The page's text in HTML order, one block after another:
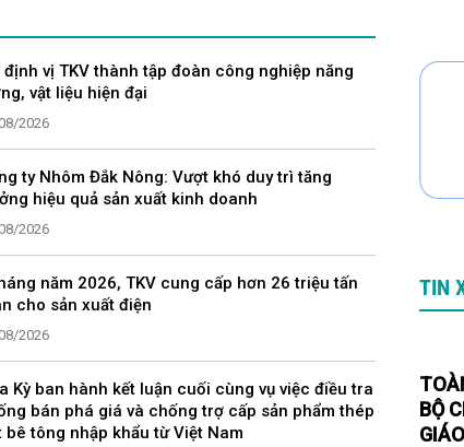
định vị TKV thành tập đoàn công nghiệp năng
vật liệu hiện đại
2026
ty Nhôm Đắk Nông: Vượt khó duy trì tăng
hiệu quả sản xuất kinh doanh
2026
năm 2026, TKV cung cấp hơn 26 triệu tấn
cho sản xuất điện
2026
Kỳ ban hành kết luận cuối cùng vụ việc điều tra
bán phá giá và chống trợ cấp sản phẩm thép
bê tông nhập khẩu từ Việt Nam
TIN
BỘ